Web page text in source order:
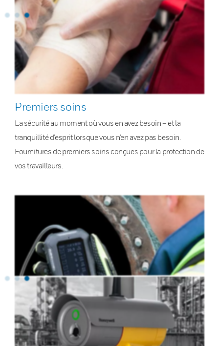
Premiers soins
La sécurité au moment où vous en avez besoin – et la
tranquillité d’esprit lorsque vous n’en avez pas besoin.
Fournitures de premiers soins conçues pour la protection de
vos travailleurs.